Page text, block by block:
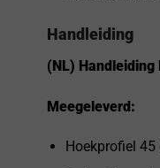
Handleiding
(NL)
Meegeleverd:
Hoekprofiel 45